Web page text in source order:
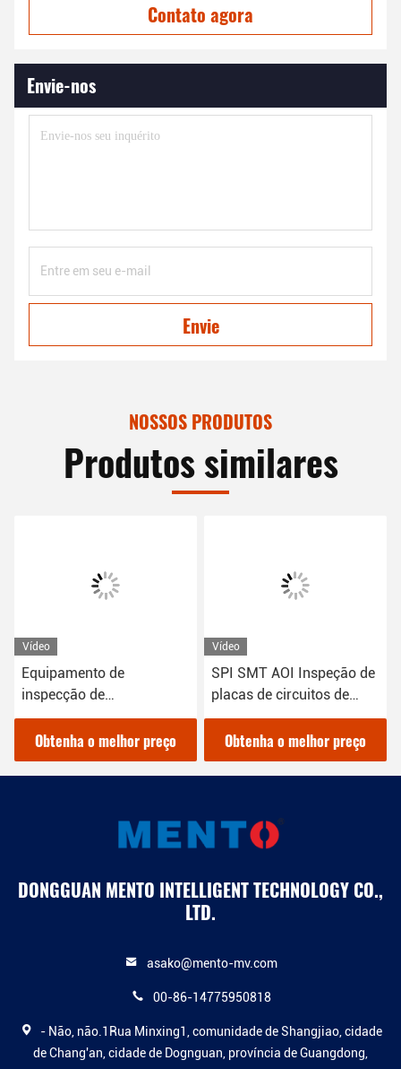
Contato agora
Envie-nos
Envie
NOSSOS PRODUTOS
Produtos similares
Vídeo
Equipamento de
inspecção de
semicondutores SMT AOI
Visão automatizada
Obtenha o melhor preço
Vídeo
SPI SMT AOI Inspeção de
placas de circuitos de
máquinas para controlo
de qualidade
Obtenha o melhor preço
DONGGUAN MENTO INTELLIGENT TECHNOLOGY CO.,
LTD.
asako@mento-mv.com
00-86-14775950818
- Não, não.1Rua Minxing1, comunidade de Shangjiao, cidade
de Chang'an, cidade de Dognguan, província de Guangdong,